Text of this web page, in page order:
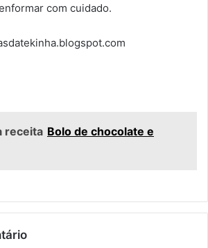
com cuidado.
receita Bolo de chocolate e